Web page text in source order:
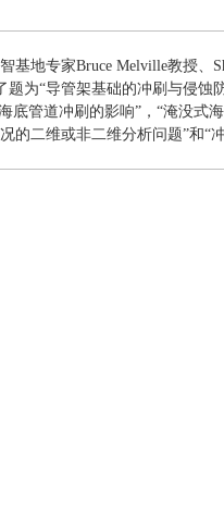
地专家Bruce Melville教授、
题为“导管架基础的冲刷与侵
底管道冲刷的影响”，“淹没
的二维或非二维分析问题”和“